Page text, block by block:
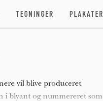
TEGNINGER PLAKATER
vil blive produceret
i blyant og nummereret som